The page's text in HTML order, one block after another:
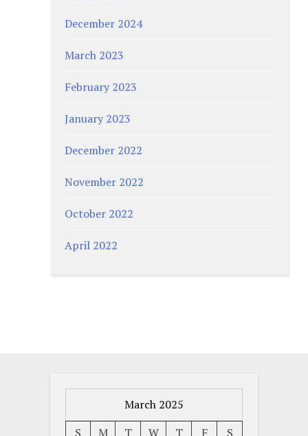
December 2024
March 2023
February 2023
January 2023
December 2022
November 2022
October 2022
April 2022
March 2025
S
M T W T F S